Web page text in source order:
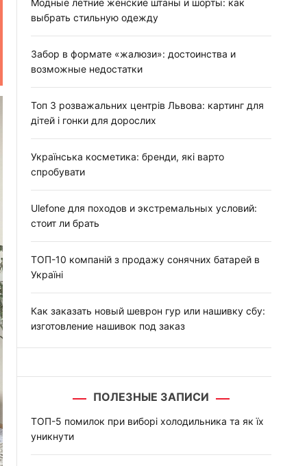
Модные летние женские штаны и шорты: как
выбрать стильную одежду
Забор в формате «жалюзи»: достоинства и
возможные недостатки
Топ 3 розважальних центрів Львова: картинг для
дітей і гонки для дорослих
Українська косметика: бренди, які варто
спробувати
Ulefone для походов и экстремальных условий:
стоит ли брать
ТОП-10 компаній з продажу сонячних батарей в
Україні
Как заказать новый шеврон гур или нашивку сбу:
изготовление нашивок под заказ
ПОЛЕЗНЫЕ ЗАПИСИ
ТОП-5 помилок при виборі холодильника та як їх
уникнути